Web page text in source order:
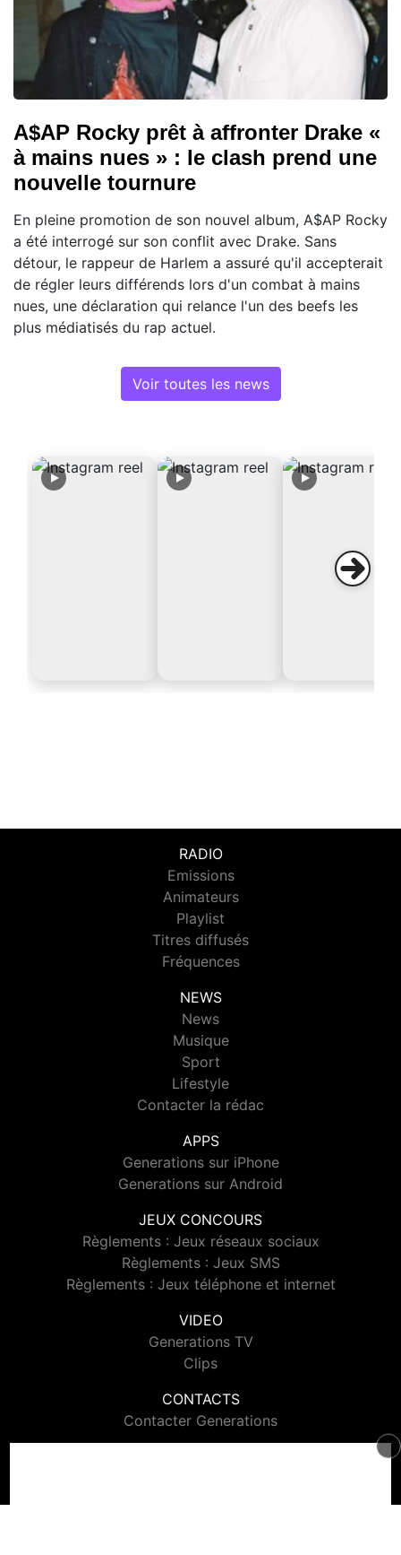
A$AP Rocky prêt à affronter Drake «
à mains nues » : le clash prend une
nouvelle tournure
En pleine promotion de son nouvel album, A$AP Rocky
a été interrogé sur son conflit avec Drake. Sans
détour, le rappeur de Harlem a assuré qu'il accepterait
de régler leurs différends lors d'un combat à mains
nues, une déclaration qui relance l'un des beefs les
plus médiatisés du rap actuel.
Voir toutes les news
RADIO
Emissions
Animateurs
Playlist
Titres diffusés
Fréquences
NEWS
News
Musique
Sport
Lifestyle
Contacter la rédac
APPS
Generations sur iPhone
Generations sur Android
JEUX CONCOURS
Règlements : Jeux réseaux sociaux
Règlements : Jeux SMS
Règlements : Jeux téléphone et internet
VIDEO
Generations TV
Clips
CONTACTS
Contacter Generations